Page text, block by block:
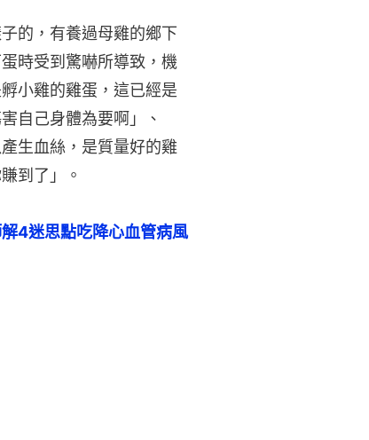
的，有養過母雞的鄉下
時受到驚嚇所導致，機
小雞的雞蛋，這已經是
自己身體為要啊」、
生血絲，是質量好的雞
到了」。
4迷思點吃降心血管病風